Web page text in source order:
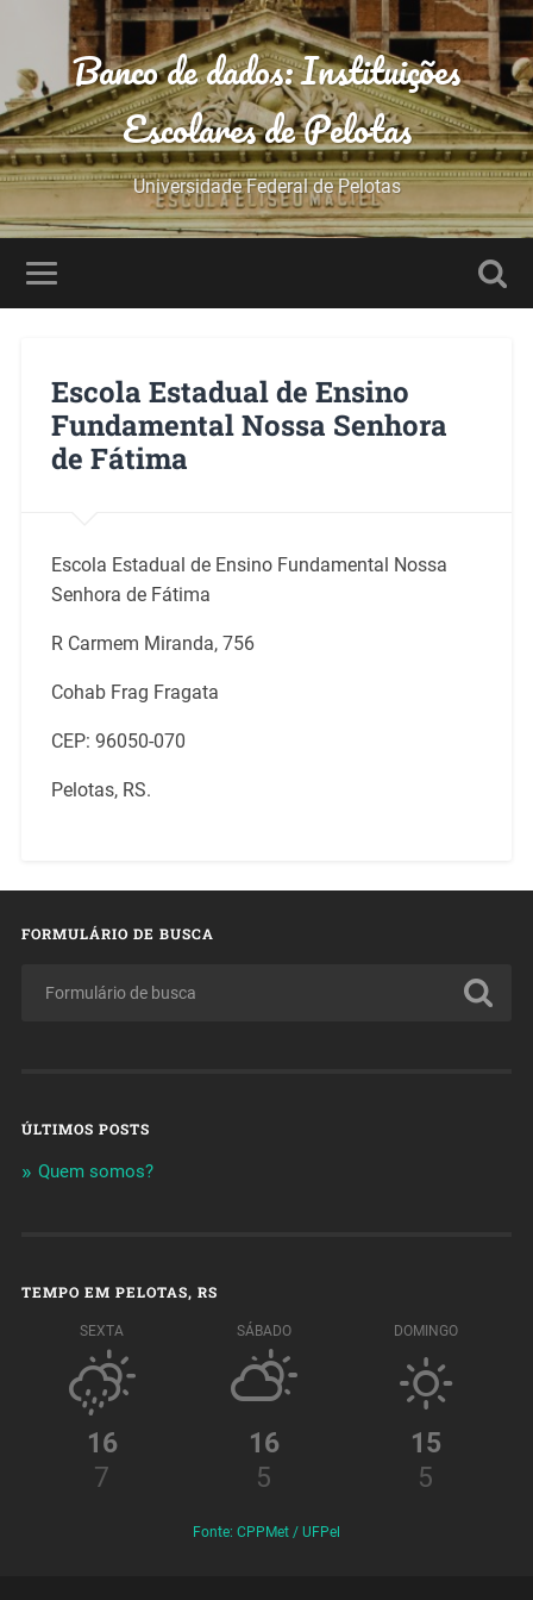
Banco de dados: Instituições
Escolares de Pelotas
Universidade Federal de Pelotas
Escola Estadual de Ensino
Fundamental Nossa Senhora
de Fátima
Escola Estadual de Ensino Fundamental Nossa
Senhora de Fátima
R Carmem Miranda, 756
Cohab Frag Fragata
CEP: 96050-070
Pelotas, RS.
FORMULÁRIO DE BUSCA
ÚLTIMOS POSTS
Quem somos?
TEMPO EM PELOTAS, RS
SEXTA
16
7
SÁBADO
16
5
DOMINGO
15
5
Fonte: CPPMet / UFPel